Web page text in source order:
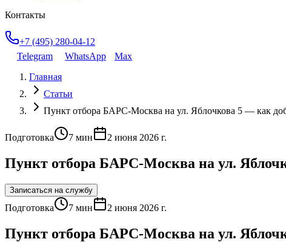
Контакты
+7 (495) 280-04-12
Telegram
WhatsApp
Max
Главная
Статьи
Пункт отбора БАРС-Москва на ул. Яблочкова 5 — как
Подготовка 7 мин 2 июня 2026 г.
Пункт отбора БАРС-Москва на ул.
Записаться на службу
Подготовка 7 мин 2 июня 2026 г.
Пункт отбора БАРС-Москва на ул.